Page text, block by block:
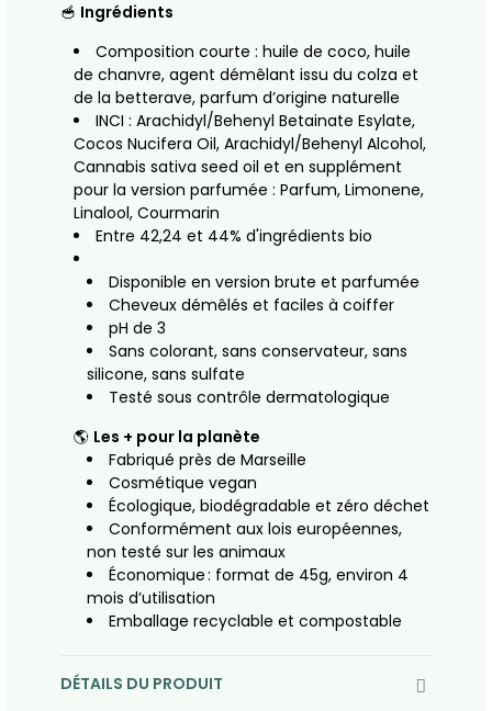
🥣 Ingrédients
Composition courte : huile de coco, huile
de chanvre, agent démêlant issu du colza et
de la betterave, parfum d’origine naturelle
INCI : Arachidyl/Behenyl Betainate Esylate,
Cocos Nucifera Oil, Arachidyl/Behenyl Alcohol,
Cannabis sativa seed oil et en supplément
pour la version parfumée : Parfum, Limonene,
Linalool, Courmarin
Entre 42,24 et 44% d'ingrédients bio
Disponible en version brute et parfumée
Cheveux démêlés et faciles à coiffer
pH de 3
Sans colorant, sans conservateur, sans
silicone, sans sulfate
Testé sous contrôle dermatologique
🌎 Les + pour la planète
Fabriqué près de Marseille
Cosmétique vegan
Écologique, biodégradable et zéro déchet
Conformément aux lois européennes,
non testé sur les animaux
Économique : format de 45g, environ 4
mois d’utilisation
Emballage recyclable et compostable
DÉTAILS DU PRODUIT